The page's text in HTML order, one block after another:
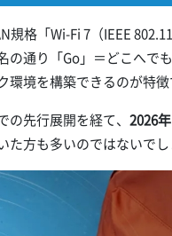
規格「Wi-Fi 7（IEEE
の通り「Go」＝どこへで
境を構築できるのが特徴
先行展開を経て、 2026
方も多いのではないでし